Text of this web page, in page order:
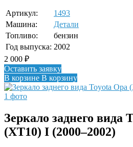
Артикул:
1493
Машина:
Детали
Топливо:
бензин
Год выпуска: 2002
2 000 ₽
Оставить заявку
В корзине В корзину
1 фото
Зеркало заднего вида
(XT10) I (2000–2002)